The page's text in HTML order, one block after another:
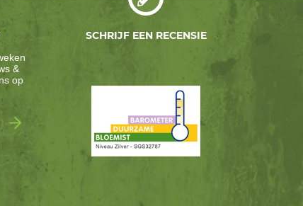
&
op
SCHRIJF EEN RECENSIE